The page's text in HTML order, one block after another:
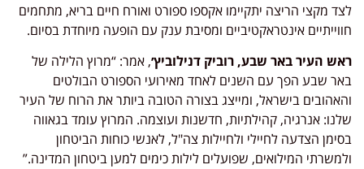
לצד מקצי הריצה יתקיימו אקספו ספורט ואורח חיים בריא, מתחמים
חווייתיים אינטראקטיביים ומסיבת ענק עם הופעה מיוחדת בסיום.
ראש העיר באר שבע, רוביק דנילוביץ׳, אמר: “מרוץ הלילה של
באר שבע הפך עם השנים לאחד מאירועי הספורט הבולטים
והאהובים בישראל, ומייצג בצורה הטובה ביותר את הרוח של העיר
שלנו: אנרגיה, קהילתיות, חדשנות ועוצמה. המרוץ עומד בגאווה
בסימן הצדעה לחיילי ולחיילות צה"ל, לאנשי כוחות הביטחון
ולמשרתי המילואים, שפועלים לילות כימים למען ביטחון המדינה.”